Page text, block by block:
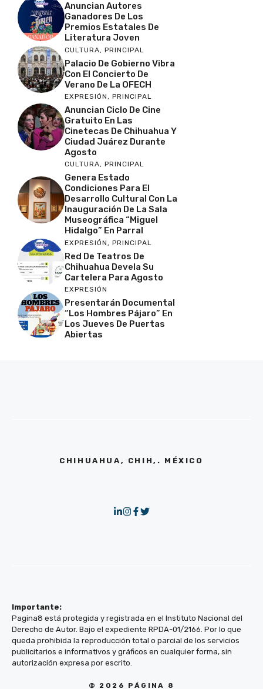
Anuncian Autores
Ganadores De Los
Premios Estatales De
Literatura Joven
CULTURA, PRINCIPAL
Palacio De Gobierno Vibra
Con El Concierto De
Verano De La OFECH
EXPRESIÓN, PRINCIPAL
Anuncian Ciclo De Cine
Gratuito En Las
Cinetecas De Chihuahua Y
Ciudad Juárez Durante
Agosto
CULTURA, PRINCIPAL
Genera Estado
Condiciones Para El
Desarrollo Cultural Con La
Inauguración De La Sala
Museográfica “Miguel
Hidalgo” En Parral
EXPRESIÓN , PRINCIPAL
Red De Teatros De
Chihuahua Devela Su
Cartelera Para Agosto
EXPRESIÓN
Presentarán Documental
“Los Hombres Pájaro” En
Los Jueves De Puertas
Abiertas
CHIHUAHUA, CHIH,. MÉXICO
Importante:
Pagina8 está protegida y registrada en el Instituto Nacional del
Derecho de Autor. Bajo el expediente RPDA-01/2166. Por lo que
queda prohibida la reproducción total o parcial de los servicios
publicitarios e informativos y gráficos en cualquier forma, sin
autorización expresa por escrito.
© 2026 PÁGINA 8